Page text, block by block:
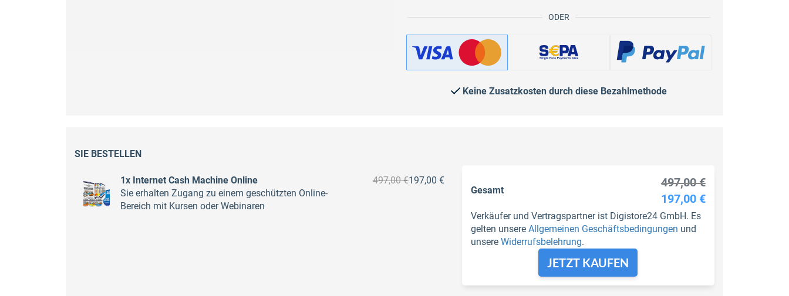
ODER
Keine Zusatzkosten durch diese Bezahlmethode
SIE BESTELLEN
1x Internet Cash Machine Online
Sie erhalten Zugang zu einem geschützten Online-
Bereich mit Kursen oder Webinaren
497,00 €197,00 €
Gesamt
497,00 €
197,00 €
Verkäufer und Vertragspartner ist Digistore24 GmbH. Es
gelten unsere Allgemeinen Geschäftsbedingungen und
unsere Widerrufsbelehrung.
JETZT KAUFEN